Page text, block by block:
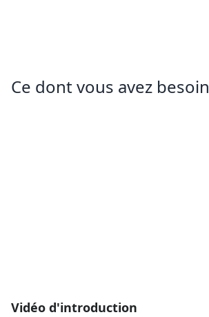
Ce dont vous avez besoin
Vidéo d'introduction